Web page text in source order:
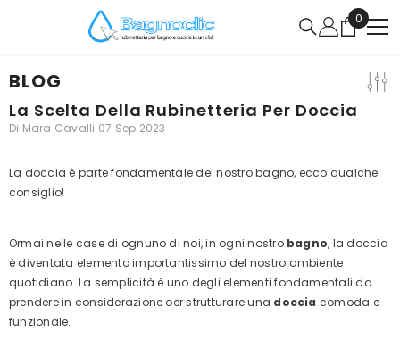
0
0
articoli
BLOG
La Scelta Della Rubinetteria Per Doccia
Di Mara Cavalli 07 Sep 2023
La doccia è parte fondamentale del nostro bagno, ecco qualche
consiglio!
Ormai nelle case di ognuno di noi, in ogni nostro bagno, la doccia
è diventata elemento importantissimo del nostro ambiente
quotidiano. La semplicità è uno degli elementi fondamentali da
prendere in considerazione oer strutturare una doccia comoda e
funzionale.